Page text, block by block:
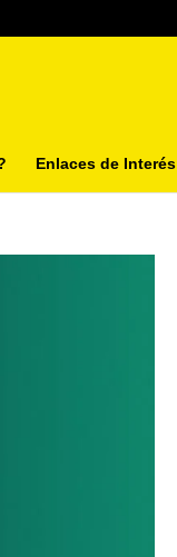
Enlaces de Interés